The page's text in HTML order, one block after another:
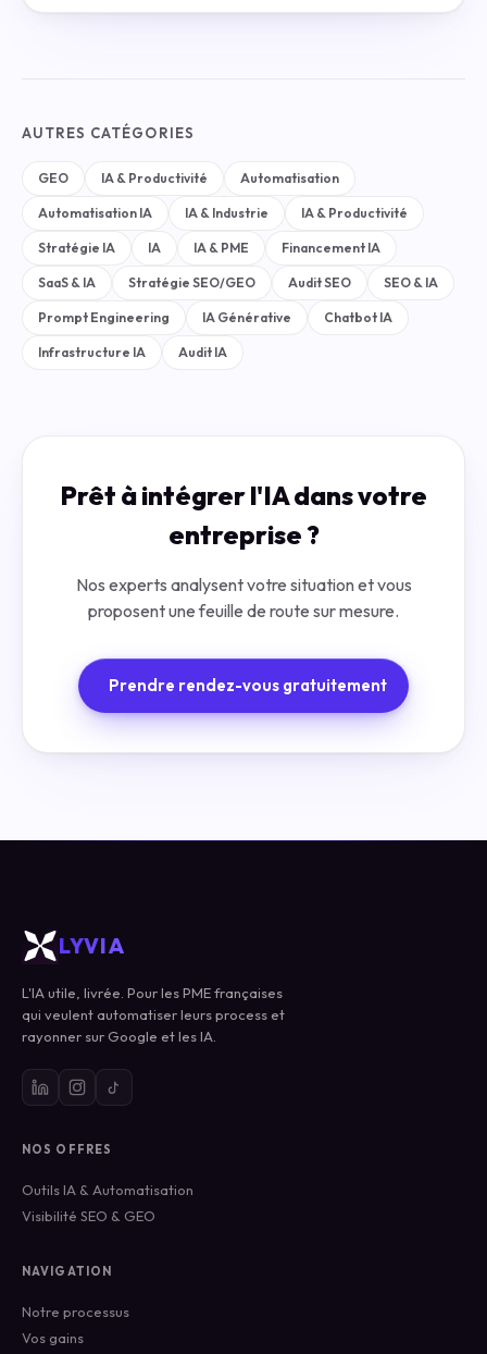
AUTRES CATÉGORIES
GEO IA & Productivité Automatisation
Automatisation IA IA & Industrie IA & Productivité
Stratégie IA IA IA & PME Financement IA
SaaS & IA Stratégie SEO/GEO Audit SEO SEO & IA
Prompt Engineering IA Générative Chatbot IA
Infrastructure IA Audit IA
Prêt à intégrer l'IA dans votre
entreprise ?
Nos experts analysent votre situation et vous
proposent une feuille de route sur mesure.
Prendre rendez-vous gratuitement
LYVIA
L'IA utile, livrée. Pour les PME françaises
qui veulent automatiser leurs process et
rayonner sur Google et les IA.
NOS OFFRES
Outils IA & Automatisation
Visibilité SEO & GEO
NAVIGATION
Notre processus
Vos gains